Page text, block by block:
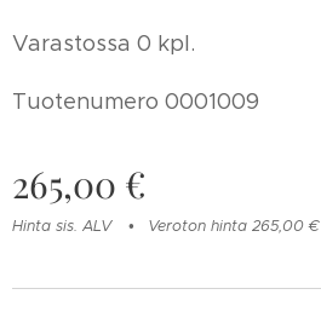
Varastossa 0 kpl.
Tuotenumero 0001009
265,00 €
Hinta sis. ALV Veroton hinta 265,00 €